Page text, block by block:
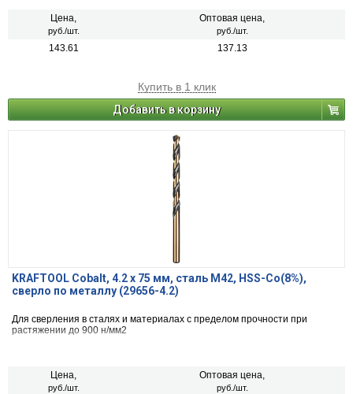
Цена,
руб./шт.
Оптовая цена,
руб./шт.
143.61 137.13
Купить в 1 клик
Добавить в корзину
KRAFTOOL Cobalt, 4.2 х 75 мм, сталь М42, HSS-Co(8%),
сверло по металлу (29656-4.2)
Для сверления в сталях и материалах с пределом прочности при
растяжении до 900 н/мм2
Цена,
руб./шт.
Оптовая цена,
руб./шт.